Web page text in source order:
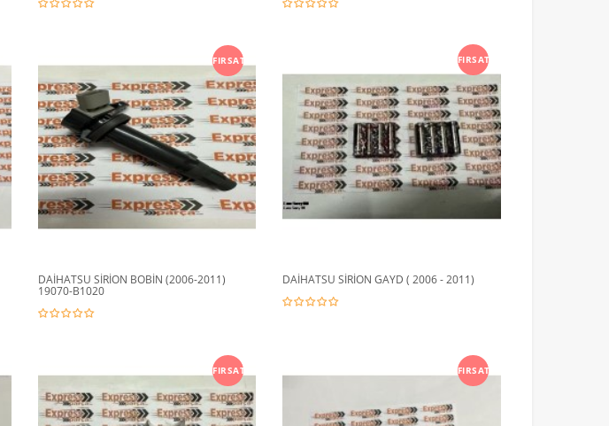
FIRSAT
DAİHATSU SİRİON BOBİN (2006-2011)
19070-B1020
FIRSAT
DAİHATSU SİRİON GAYD ( 2006 - 2011)
FIRSAT FIRSAT